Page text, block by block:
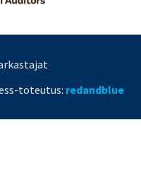
toteutus: redandblue